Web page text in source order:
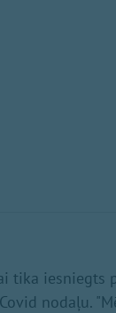
tika iesniegts
nodaļu.